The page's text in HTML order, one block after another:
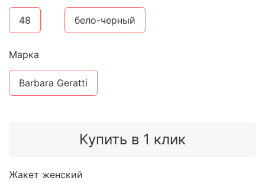
Купить в 1 клик
48 бело-черный
Марка
Barbara Geratti
Жакет женский